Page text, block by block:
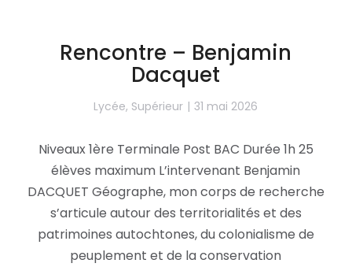
Rencontre – Benjamin
Dacquet
Lycée, Supérieur 31 mai 2026
Niveaux 1ère Terminale Post BAC Durée 1h 25
élèves maximum L’intervenant Benjamin
DACQUET Géographe, mon corps de recherche
s’articule autour des territorialités et des
patrimoines autochtones, du colonialisme de
peuplement et de la conservation